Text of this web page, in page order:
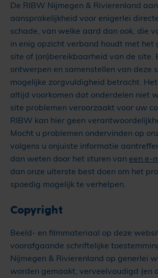
De RIBW Nijmegen & Rivierenland
aansprakelijkheid voor enigerlei
schade, van welke aard dan ook, die
in enig opzicht verband houdt met het
site of (on)bereikbaarheid van de site.
ontwerpen en samenstellen van deze
mogelijke zorgvuldigheid betracht.
altijd voorkomen dat onderdelen niet
site problemen veroorzaakt voor uw
RIBW kan hier geen
Mocht u problemen ondervinden op
volgens u onjuiste informatie
dan weten door het sturen van een e-
dan onze uiterste best doen om het
spoedig mogelijk te verhelpen.
Copyright
Beeld- en filmmateriaal op deze
voorafgaande schriftelijke
Nijmegen & Rivierenland op generlei
worden gemaakt, verveelvoudigd (en